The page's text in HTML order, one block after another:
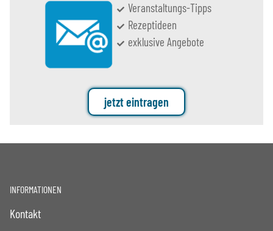
Veranstaltungs-Tipps
Rezeptideen
exklusive Angebote
jetzt eintragen
INFORMATIONEN
Kontakt